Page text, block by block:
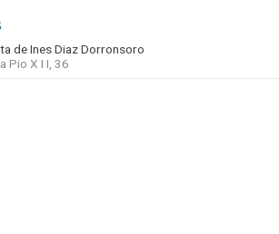
de Ines Diaz Dorronsoro
Pio X I I, 36